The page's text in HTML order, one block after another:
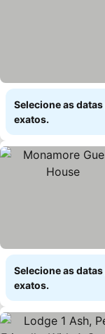
Selecione as
exatos.
Selecione as
exatos.